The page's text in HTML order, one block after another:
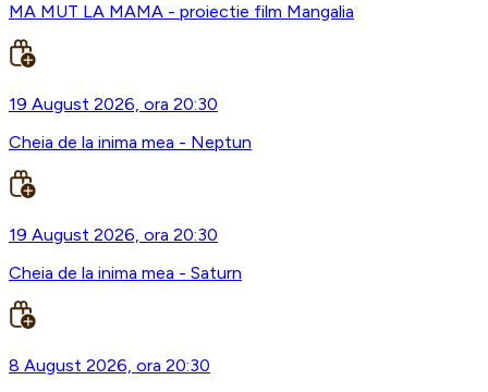
MA MUT LA MAMA - proiectie film Mangalia
19 August 2026, ora 20:30
Cheia de la inima mea - Neptun
19 August 2026, ora 20:30
Cheia de la inima mea - Saturn
8 August 2026, ora 20:30